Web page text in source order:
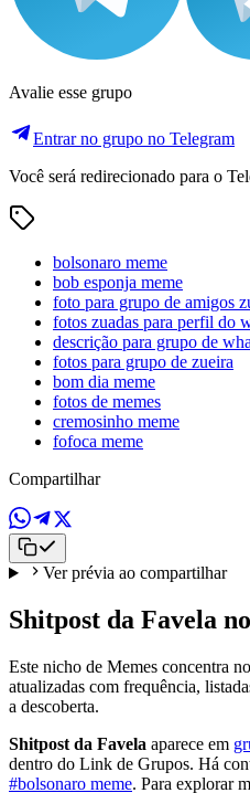
Avalie esse grupo
Entrar no grupo no Telegram
Você será redirecionado para o
bolsonaro meme
bob esponja meme
foto para grupo de amigos
fotos zuadas para perfil do
descrição para grupo de
fotos para grupo de zueira
bom dia meme
fotos de memes
cremosinho meme
fofoca meme
Compartilhar
Ver prévia ao compartilhar
Shitpost da Favela
Este nicho de Memes concentra
atualizadas com frequência,
a descoberta.
Shitpost da Favela aparece em
dentro do Link de Grupos. Há
#bolsonaro meme. Para explorar